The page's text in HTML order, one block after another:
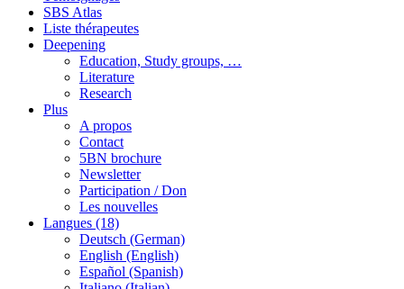
SBS Atlas
Liste thérapeutes
Deepening
Education, Study groups, …
Literature
Research
Plus
A propos
Contact
5BN brochure
Newsletter
Participation / Don
Les nouvelles
Langues (18)
Deutsch (German)
English (English)
Español (Spanish)